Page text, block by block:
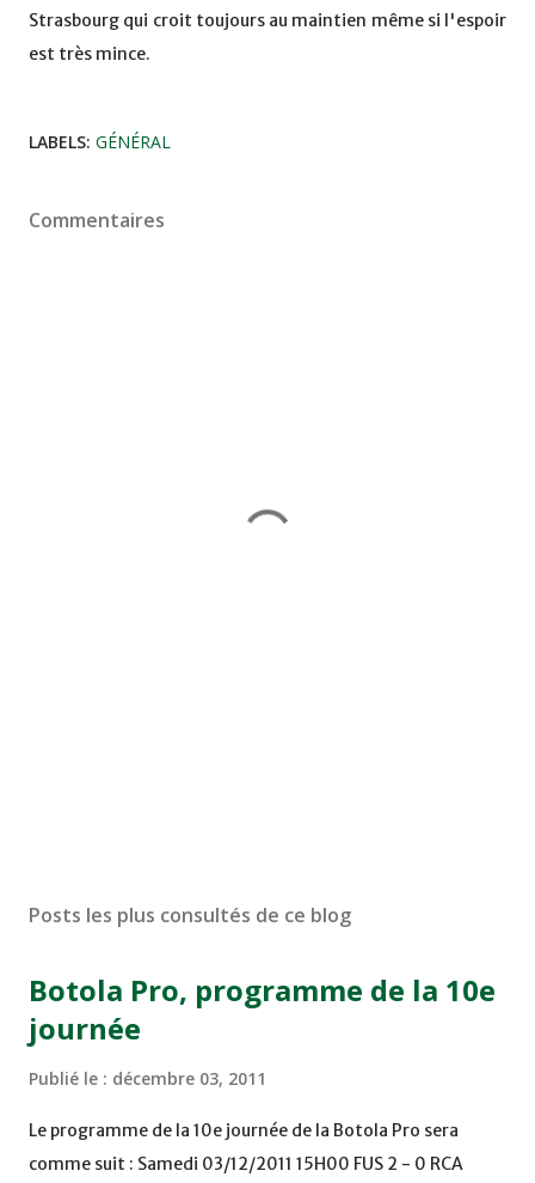
Strasbourg qui croit toujours au maintien même si l'espoir
est très mince.
LABELS: GÉNÉRAL
Commentaires
Posts les plus consultés de ce blog
Botola Pro, programme de la 10e
journée
Publié le : décembre 03, 2011
Le programme de la 10e journée de la Botola Pro sera
comme suit : Samedi 03/12/2011 15H00 FUS 2 - 0 RCA